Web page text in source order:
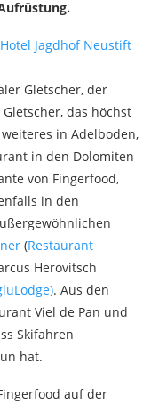
Gletscher, der
das höchst
in Adelboden,
in den Dolomiten
von Fingerfood,
in den
(Restaurant
Herovitsch
. Aus den
Viel de Pan und
Skifahren
hat.
auf der